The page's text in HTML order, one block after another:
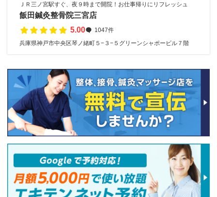
ＪＲ三ノ宮駅すぐ、夜９時まで開院！お仕事帰りにリフレッシュ
飯田鍼灸整骨院三宮店
5.00
1047件
兵庫県神戸市中央区琴ノ緒町５−３−５グリーンシャポービル７階